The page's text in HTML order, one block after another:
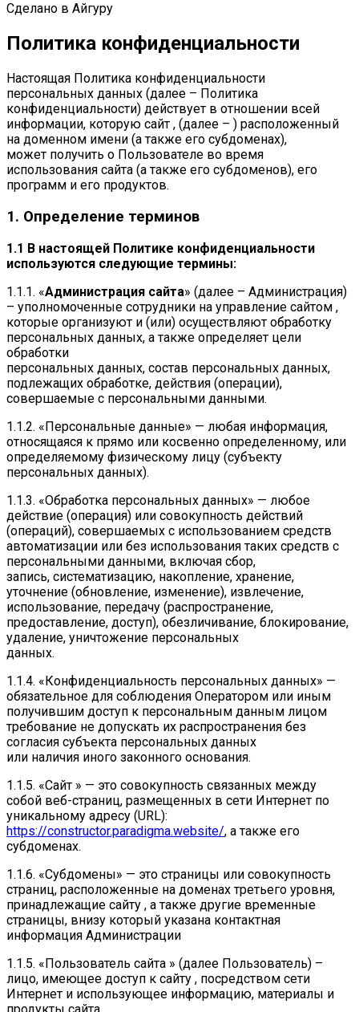
Сделано в Айгуру
Политика конфиденциальности
Настоящая Политика конфиденциальности
персональных данных (далее – Политика
конфиденциальности) действует в отношении всей
информации, которую сайт , (далее – ) расположенный
на доменном имени (а также его субдоменах),
может получить о Пользователе во время
использования сайта (а также его субдоменов), его
программ и его продуктов.
1. Определение терминов
1.1 В настоящей Политике конфиденциальности
используются следующие термины:
1.1.1. «Администрация сайта» (далее – Администрация)
– уполномоченные сотрудники на управление сайтом ,
которые организуют и (или) осуществляют обработку
персональных данных, а также определяет цели
обработки
персональных данных, состав персональных данных,
подлежащих обработке, действия (операции),
совершаемые с персональными данными.
1.1.2. «Персональные данные» — любая информация,
относящаяся к прямо или косвенно определенному, или
определяемому физическому лицу (субъекту
персональных данных).
1.1.3. «Обработка персональных данных» — любое
действие (операция) или совокупность действий
(операций), совершаемых с использованием средств
автоматизации или без использования таких средств с
персональными данными, включая сбор,
запись, систематизацию, накопление, хранение,
уточнение (обновление, изменение), извлечение,
использование, передачу (распространение,
предоставление, доступ), обезличивание, блокирование,
удаление, уничтожение персональных
данных.
1.1.4. «Конфиденциальность персональных данных» —
обязательное для соблюдения Оператором или иным
получившим доступ к персональным данным лицом
требование не допускать их распространения без
согласия субъекта персональных данных
или наличия иного законного основания.
1.1.5. «Сайт » — это совокупность связанных между
собой веб-страниц, размещенных в сети Интернет по
уникальному адресу (URL):
https://constructor.paradigma.website/, а также его
субдоменах.
1.1.6. «Субдомены» — это страницы или совокупность
страниц, расположенные на доменах третьего уровня,
принадлежащие сайту , а также другие временные
страницы, внизу который указана контактная
информация Администрации
1.1.5. «Пользователь сайта » (далее Пользователь) –
лицо, имеющее доступ к сайту , посредством сети
Интернет и использующее информацию, материалы и
продукты сайта .